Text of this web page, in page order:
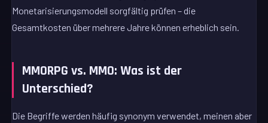
Monetarisierungsmodell sorgfältig prüfen – die
Gesamtkosten über mehrere Jahre können erheblich sein.
MMORPG vs. MMO: Was ist der
Unterschied?
Die Begriffe werden häufig synonym verwendet, meinen aber